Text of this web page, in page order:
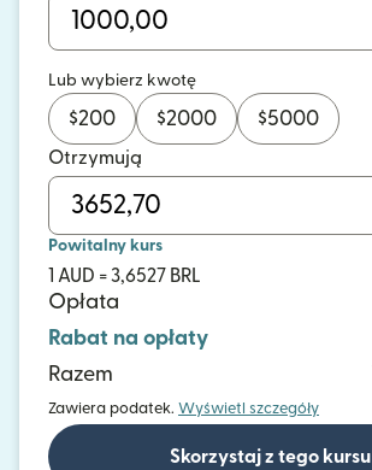
Lub wybierz kwotę
$200 $2000 $5000
Otrzymują
Powitalny kurs
1 AUD = 3,6527 BRL
Opłata
Rabat na opłaty
Razem
Zawiera podatek. Wyświetl szczegóły
Skorzystaj z tego kursu